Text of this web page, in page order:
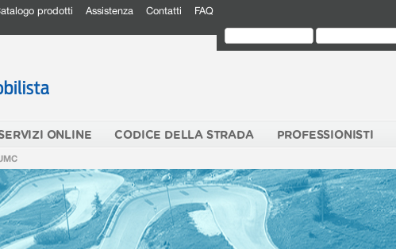
prodotti Assistenza Contatti FAQ
ONLINE CODICE DELLA STRADA PROFESSIONISTI